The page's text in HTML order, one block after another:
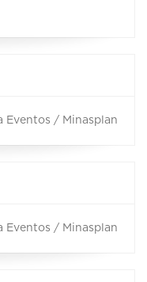
Eventos / Minasplan
Eventos / Minasplan